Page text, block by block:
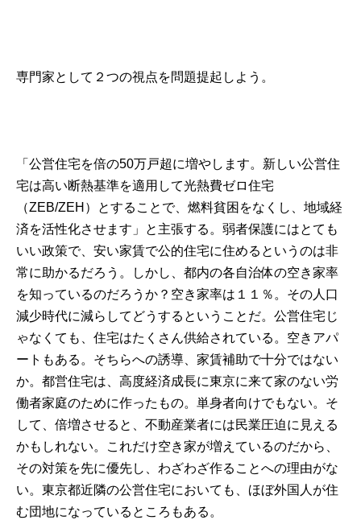
専門家として２つの視点を問題提起しよう。
「公営住宅を倍の50万戸超に増やします。新しい公営住
宅は高い断熱基準を適用して光熱費ゼロ住宅
（ZEB/ZEH）とすることで、燃料貧困をなくし、地域経
済を活性化させます」と主張する。弱者保護にはとても
いい政策で、安い家賃で公的住宅に住めるというのは非
常に助かるだろう。しかし、都内の各自治体の空き家率
を知っているのだろうか？空き家率は１１％。その人口
減少時代に減らしてどうするということだ。公営住宅じ
ゃなくても、住宅はたくさん供給されている。空きアパ
ートもある。そちらへの誘導、家賃補助で十分ではない
か。都営住宅は、高度経済成長に東京に来て家のない労
働者家庭のために作ったもの。単身者向けでもない。そ
して、倍増させると、不動産業者には民業圧迫に見える
かもしれない。これだけ空き家が増えているのだから、
その対策を先に優先し、わざわざ作ることへの理由がな
い。東京都近隣の公営住宅においても、ほぼ外国人が住
む団地になっているところもある。